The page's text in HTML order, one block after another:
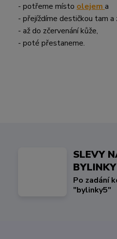
- potřeme místo olejem a
- přejíždíme destičkou tam a
- až do zčervenání kůže,
- poté přestaneme.
SLEVY
BYLINKY
Po zadání
"bylinky5"